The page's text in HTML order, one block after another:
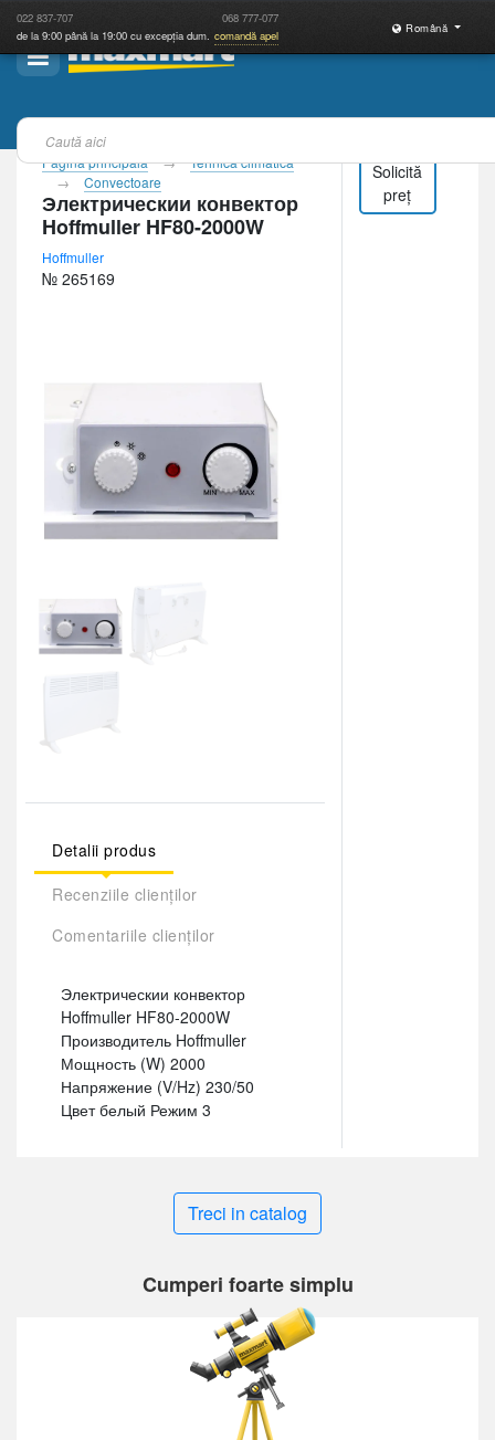
022 837-707 068 777-077
de la 9:00 până la 19:00 cu excepția dum. comandă apel
Română
Pagina principală
Tehnică climatică
Convectoare
Электрическии конвектор
Hoffmuller HF80-2000W
Hoffmuller
№ 265169
Detalii produs
Recenziile clienților
Comentariile clienților
Электрическии конвектор
Hoffmuller HF80-2000W
Производитель Hoffmuller
Мощность (W) 2000
Напряжение (V/Hz) 230/50
Цвет белый Режим 3
Solicită
preț
Treci in catalog
Cumperi foarte simplu